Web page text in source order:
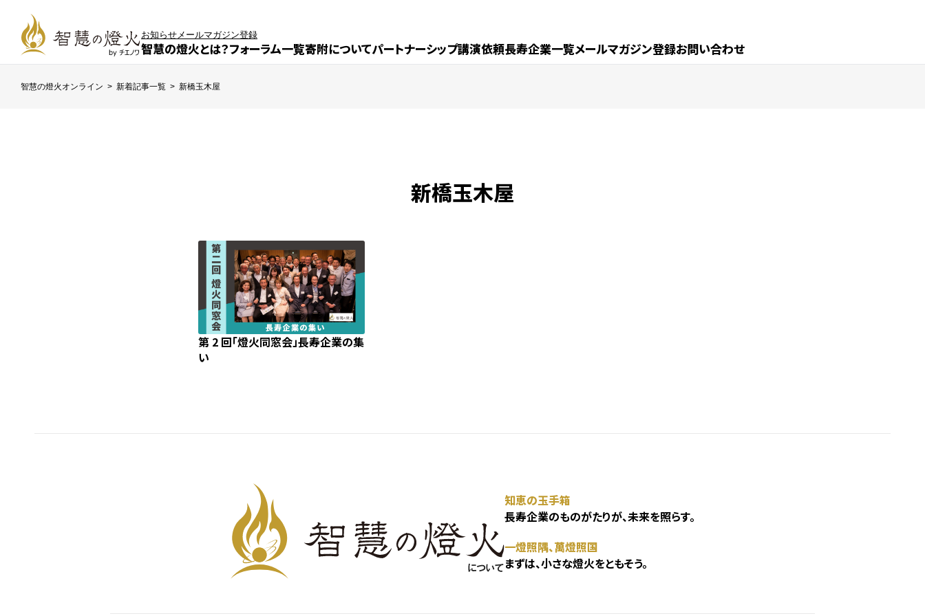
智慧の燈火とは？フォーラム一覧寄附についてパートナーシップ講演依頼長寿企業一覧メールマガジン登録お問い合わせ
お知らせメールマガジン登録
智慧の燈火オンライン > 新着記事一覧 > 新橋玉木屋
新橋玉木屋
第 2 回「燈火同窓会」長寿企業の集
い
知恵の玉手箱
長寿企業のものがたりが、未来を照らす。
一燈照隅、萬燈照国
まずは、小さな燈火をともそう。